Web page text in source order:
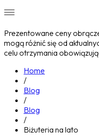
Prezentowane ceny
mogą różnić się od
celu otrzymania
Home
/
Blog
/
Blog
/
Biżuteria na lato